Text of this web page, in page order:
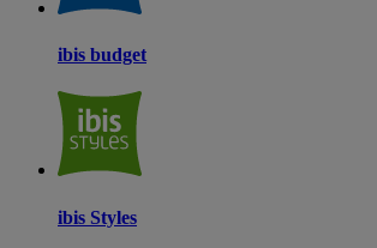
ibis budget
ibis Styles